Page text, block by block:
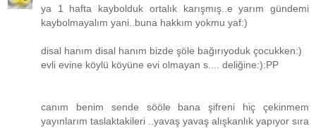
ya 1 hafta kaybolduk ortalık karışmış..e yarım gündemi
kaybolmayalım yani..buna hakkım yokmu yaf:)
disal hanım disal hanım bizde şöle bağırıyoduk çocukken:)
evli evine köylü köyüne evi olmayan s.... deliğine:):PP
canım benim sende sööle bana şifreni hiç çekinmem
yayınlarım taslaktakileri ..yavaş yavaş alışkanlık yapıyor sıra